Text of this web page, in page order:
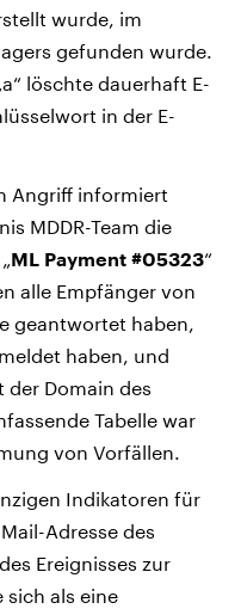
wurde, im
gefunden wurde.
löschte dauerhaft E-
in der E-
Angriff informiert
MDDR-Team die
ML Payment #05323“
alle Empfänger von
geantwortet haben,
haben, und
Domain des
Tabelle war
von Vorfällen.
Indikatoren für
Adresse des
Ereignisses zur
sich als eine